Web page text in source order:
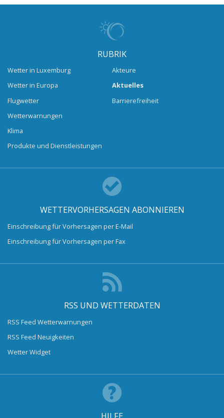
RUBRIK
Wetter in Luxemburg
Wetter in Europa
Flugwetter
Wetterwarnungen
Klima
Produkte und Dienstleistungen
Akteure
Aktuelles
Barrierefreiheit
WETTERVORHERSAGEN ABONNIEREN
Einschreibung für Vorhersagen per E-Mail
Einschreibung für Vorhersagen per Fax
RSS UND WETTERDATEN
RSS Feed Wetterwarnungen
RSS Feed Neuigkeiten
Wetter Widget